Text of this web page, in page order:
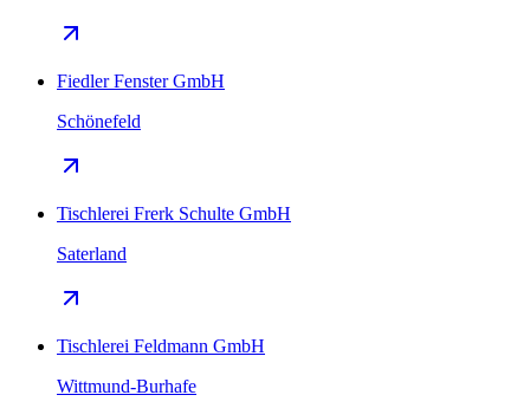
Fiedler Fenster GmbH
Schönefeld
Tischlerei Frerk Schulte GmbH
Saterland
Tischlerei Feldmann GmbH
Wittmund-Burhafe